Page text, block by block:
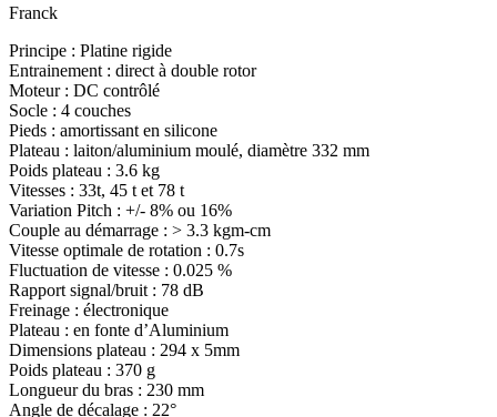
Franck
Principe : Platine rigide
Entrainement : direct à double rotor
Moteur : DC contrôlé
Socle : 4 couches
Pieds : amortissant en silicone
Plateau : laiton/aluminium moulé, diamètre 332 mm
Poids plateau : 3.6 kg
Vitesses : 33t, 45 t et 78 t
Variation Pitch : +/- 8% ou 16%
Couple au démarrage : > 3.3 kgm-cm
Vitesse optimale de rotation : 0.7s
Fluctuation de vitesse : 0.025 %
Rapport signal/bruit : 78 dB
Freinage : électronique
Plateau : en fonte d’Aluminium
Dimensions plateau : 294 x 5mm
Poids plateau : 370 g
Longueur du bras : 230 mm
Angle de décalage : 22°